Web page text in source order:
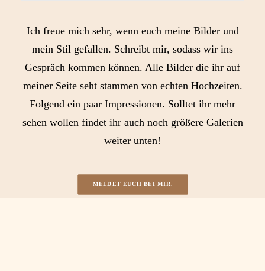
Ich freue mich sehr, wenn euch meine Bilder und
mein Stil gefallen. Schreibt mir, sodass wir ins
Gespräch kommen können. Alle Bilder die ihr auf
meiner Seite seht stammen von echten Hochzeiten.
Folgend ein paar Impressionen. Solltet ihr mehr
sehen wollen findet ihr auch noch größere Galerien
weiter unten!
MELDET EUCH BEI MIR.